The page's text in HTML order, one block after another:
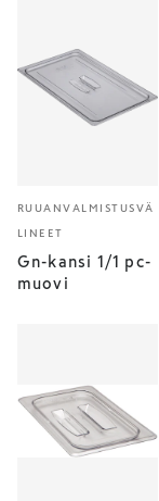
RUUANVALMISTUSVÄ
LINEET
Gn-kansi 1/1 pc-
muovi